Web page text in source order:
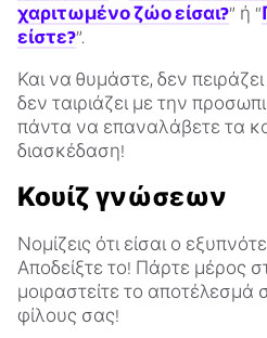
χαριτωμένο ζώο είσαι?” ή “
είστε?”.
Και να θυμάστε, δεν
δεν ταιριάζει με την
πάντα να επαναλάβετε τα
διασκέδαση!
Κουίζ γνώσεων
Νομίζεις ότι είσαι ο
Αποδείξτε το! Πάρτε μέρος
μοιραστείτε το αποτέλεσμά
φίλους σας!